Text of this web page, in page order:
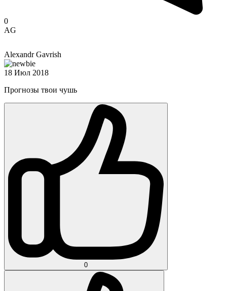
0
AG
Alexandr Gavrish
18 Июл 2018
Прогнозы твои чушь
0